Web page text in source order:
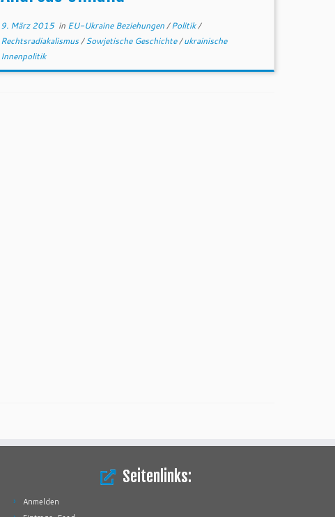
9. März 2015in EU-Ukraine Beziehungen/Politik/
Rechtsradiakalismus/Sowjetische Geschichte/ukrainische
Innenpolitik
Seitenlinks:
Anmelden